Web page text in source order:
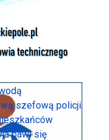
szefową policji.
bawi się